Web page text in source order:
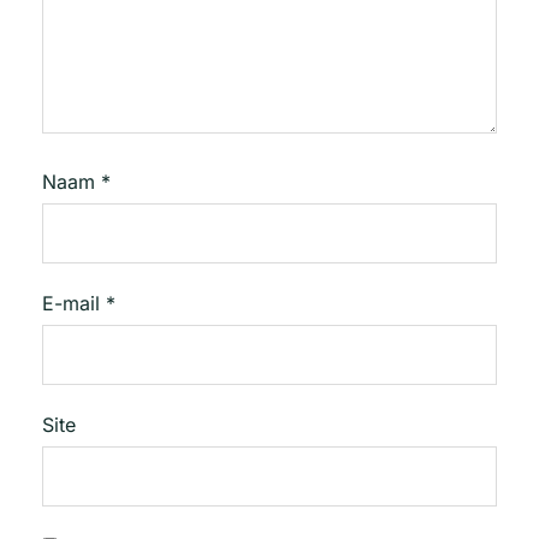
Naam *
E-mail *
Site